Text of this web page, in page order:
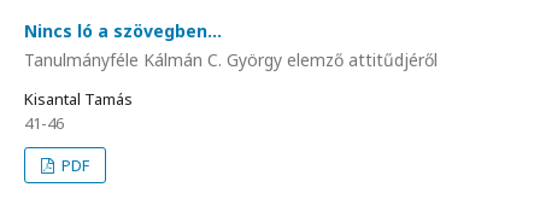
Nincs ló a szövegben...
Tanulmányféle Kálmán C. György elemző attitűdjéről
Kisantal Tamás
41-46
PDF